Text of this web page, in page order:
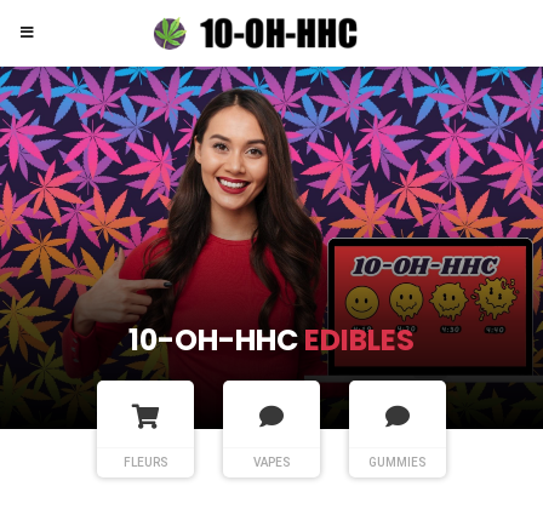
10-OH-HHCFLEURS
FLEURS VAPES GUMMIES